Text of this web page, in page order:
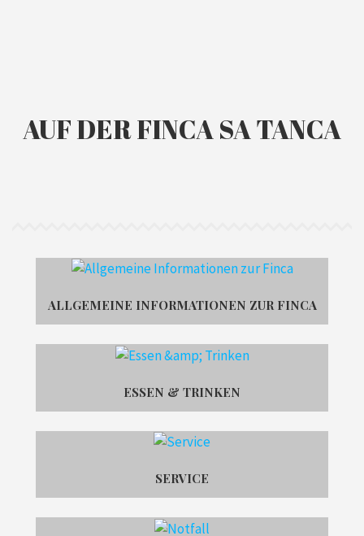
AUF DER FINCA SA TANCA
ALLGEMEINE INFORMATIONEN ZUR FINCA
ESSEN & TRINKEN
SERVICE